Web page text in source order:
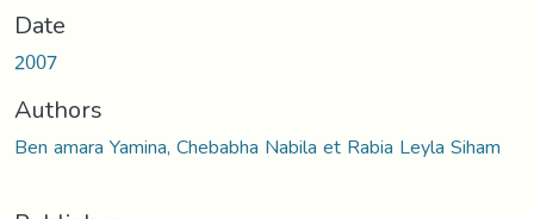
Date
2007
Authors
Ben amara Yamina, Chebabha Nabila et Rabia Leyla Siham